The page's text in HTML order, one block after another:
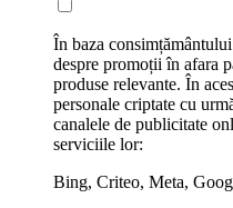
În baza
despre promoții în afara
produse relevante. În
personale criptate cu
canalele de publicitate
serviciile lor:
Bing, Criteo, Meta,